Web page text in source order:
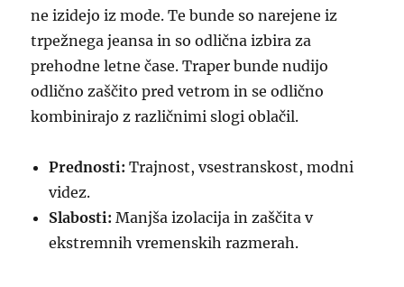
ne izidejo iz mode. Te bunde so narejene iz
trpežnega jeansa in so odlična izbira za
prehodne letne čase. Traper bunde nudijo
odlično zaščito pred vetrom in se odlično
kombinirajo z različnimi slogi oblačil.
Prednosti: Trajnost, vsestranskost, modni
videz.
Slabosti: Manjša izolacija in zaščita v
ekstremnih vremenskih razmerah.